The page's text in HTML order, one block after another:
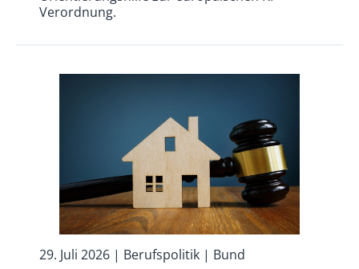
Verordnung.
29. Juli 2026 | Berufspolitik | Bund